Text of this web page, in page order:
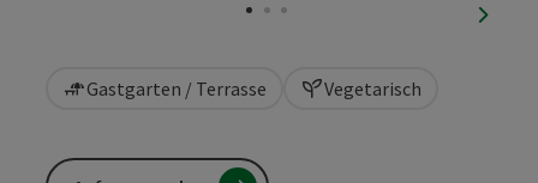
Gastgarten / Terrasse Vegetarisch